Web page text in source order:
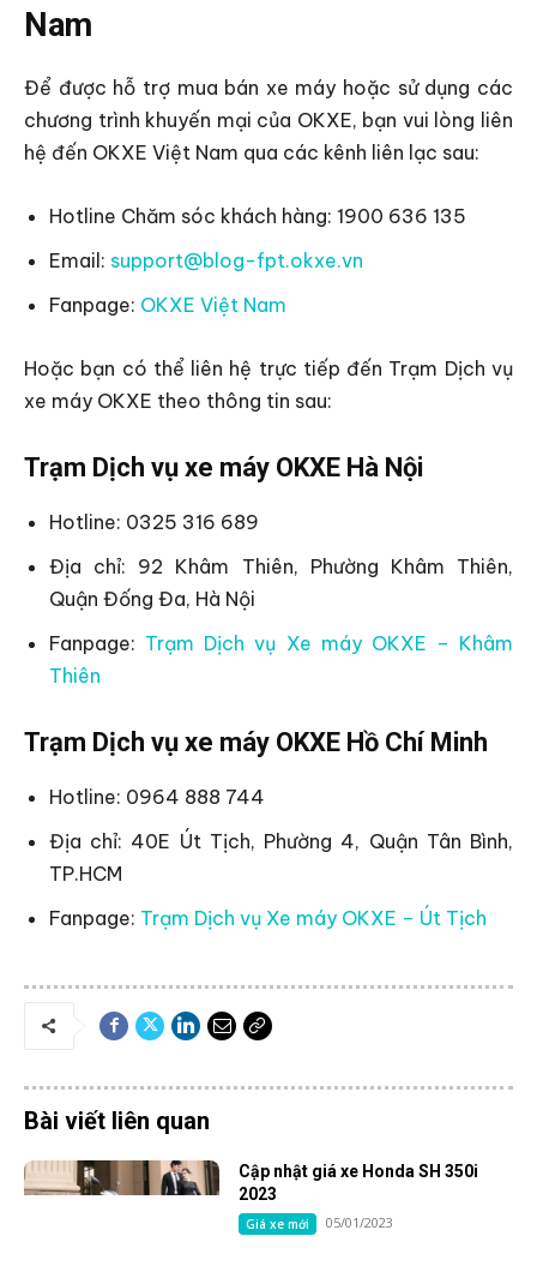
Nam
Để được hỗ trợ mua bán xe máy hoặc sử dụng các
chương trình khuyến mại của OKXE, bạn vui lòng liên
hệ đến OKXE Việt Nam qua các kênh liên lạc sau:
Hotline Chăm sóc khách hàng: 1900 636 135
Email: support@blog-fpt.okxe.vn
Fanpage: OKXE Việt Nam
Hoặc bạn có thể liên hệ trực tiếp đến Trạm Dịch vụ
xe máy OKXE theo thông tin sau:
Trạm Dịch vụ xe máy OKXE Hà Nội
Hotline: 0325 316 689
Địa chỉ: 92 Khâm Thiên, Phường Khâm Thiên,
Quận Đống Đa, Hà Nội
Fanpage: Trạm Dịch vụ Xe máy OKXE – Khâm
Thiên
Trạm Dịch vụ xe máy OKXE Hồ Chí Minh
Hotline: 0964 888 744
Địa chỉ: 40E Út Tịch, Phường 4, Quận Tân Bình,
TP.HCM
Fanpage: Trạm Dịch vụ Xe máy OKXE – Út Tịch
Bài viết liên quan
Cập nhật giá xe Honda SH 350i
2023
Giá xe mới 05/01/2023